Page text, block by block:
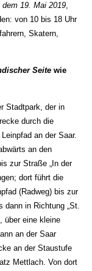
dem 19. Mai 2019,
von 10 bis 18 Uhr
Skatern,
Seite wie
Stadtpark, der in
durch die
an der Saar.
an den
zur Straße „In der
dort führt die
(Radweg) bis zur
dann in Richtung „St.
über eine kleine
an der Saar
an der Staustufe
Mettlach. Von dort